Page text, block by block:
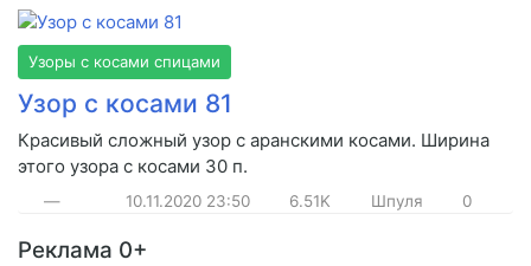
Узоры с косами спицами
Узор с косами 81
Красивый сложный узор с аранскими косами. Ширина
этого узора с косами 30 п.
— 10.11.2020 23:50 6.51K Шпуля 0
Реклама 0+